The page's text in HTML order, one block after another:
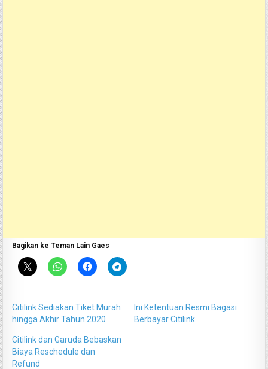
Bagikan ke Teman Lain Gaes
Citilink Sediakan Tiket Murah
hingga Akhir Tahun 2020
Ini Ketentuan Resmi Bagasi
Berbayar Citilink
Citilink dan Garuda Bebaskan
Biaya Reschedule dan
Refund